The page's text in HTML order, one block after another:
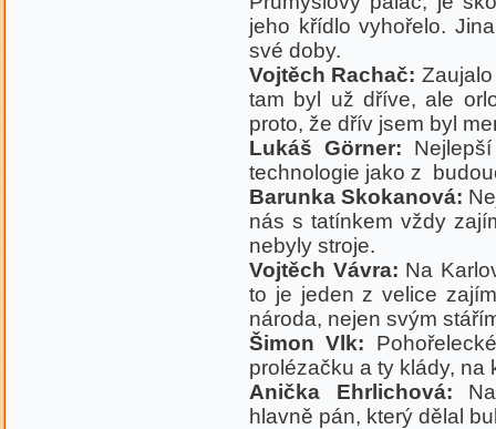
jeho křídlo vyhořelo.
své doby.
Vojtěch Rachač:
tam byl už dříve, ale
proto, že dřív jsem byl
Lukáš Görner:
technologie jako z
Barunka Skokanová:
nás s tatínkem vždy
nebyly stroje.
Vojtěch Vávra: Na
to je jeden z velice
národa, nejen svým
Šimon Vlk:
prolézačku a ty klády, na
Anička Ehrlichová:
hlavně pán, který dělal